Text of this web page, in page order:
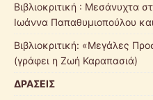
Βιβλιοκριτική : Μεσάνυχτα
Ιωάννα Παπαθυμιοπούλου
Βιβλιοκριτική: «Μεγάλες
(γράφει η Ζωή Καραπασιά)
ΔΡΑΣΕΙΣ